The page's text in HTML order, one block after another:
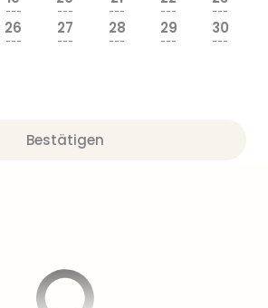
--- --- --- --- ---
26
---
27
---
28
---
29
---
30
---
Bestätigen